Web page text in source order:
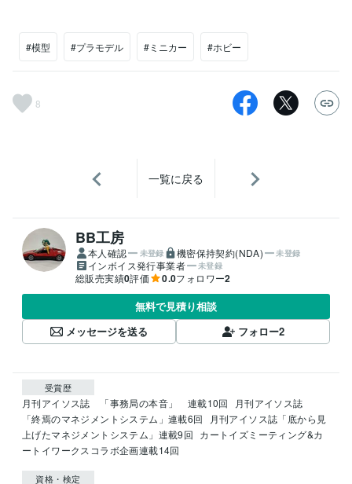
#模型 #プラモデル #ミニカー #ホビー
8
一覧に戻る
BB工房
本人確認 未登録 機密保持契約(NDA) 未登録
インボイス発行事業者 未登録
総販売実績0評価 0.0フォロワー2
無料で見積り相談
メッセージを送る
フォロー2
受賞歴
月刊アイソス誌　「事務局の本音」　連載10回
月刊アイソス誌
「終焉のマネジメントシステム」連載6回
月刊アイソス誌「底から見
上げたマネジメントシステム」連載9回 カートイズミーティング&カ
ートイワークスコラボ企画連載14回
資格・検定